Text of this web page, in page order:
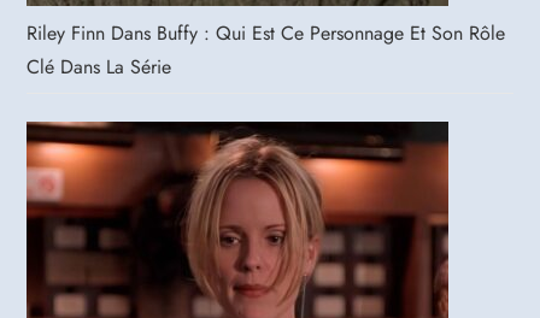
Riley Finn Dans Buffy : Qui Est Ce Personnage Et Son Rôle
Clé Dans La Série